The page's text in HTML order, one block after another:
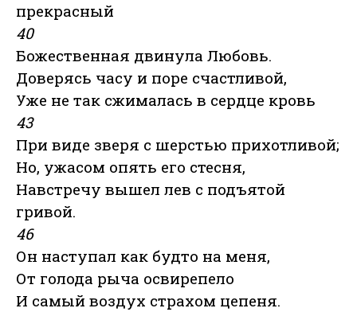
прекрасный
40
Божественная двинула Любовь.
Доверясь часу и поре счастливой,
Уже не так сжималась в сердце кровь
43
При виде зверя с шерстью прихотливой;
Но, ужасом опять его стесня,
Навстречу вышел лев с подъятой
гривой.
46
Он наступал как будто на меня,
От голода рыча освирепело
И самый воздух страхом цепеня.